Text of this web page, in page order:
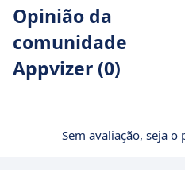
Opinião da
comunidade
Appvizer (0)
Sem avaliação, seja